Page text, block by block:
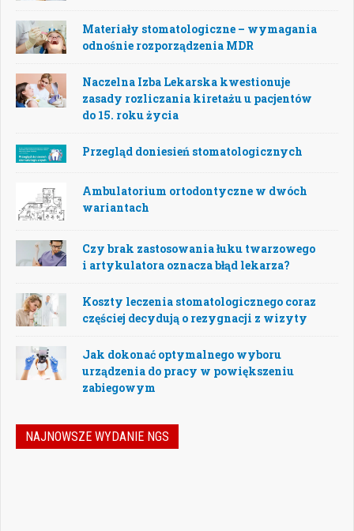
Materiały stomatologiczne – wymagania
odnośnie rozporządzenia MDR
Naczelna Izba Lekarska kwestionuje
zasady rozliczania kiretażu u pacjentów
do 15. roku życia
Przegląd doniesień stomatologicznych
Ambulatorium ortodontyczne w dwóch
wariantach
Czy brak zastosowania łuku twarzowego
i artykulatora oznacza błąd lekarza?
Koszty leczenia stomatologicznego coraz
częściej decydują o rezygnacji z wizyty
Jak dokonać optymalnego wyboru
urządzenia do pracy w powiększeniu
zabiegowym
NAJNOWSZE WYDANIE NGS